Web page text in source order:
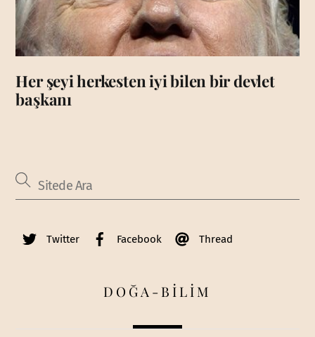
Her şeyi herkesten iyi bilen bir devlet
başkanı
Twitter Facebook Thread
DOĞA-BİLİM